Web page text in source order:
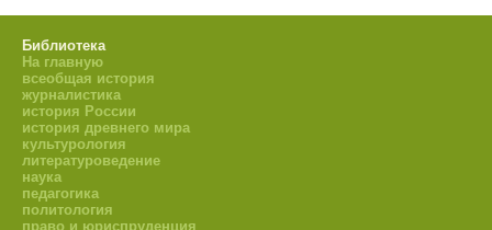
Библиотека
На главную
всеобщая история
журналистика
история России
история древнего мира
культурология
литературоведение
наука
педагогика
политология
право и юриспруденция